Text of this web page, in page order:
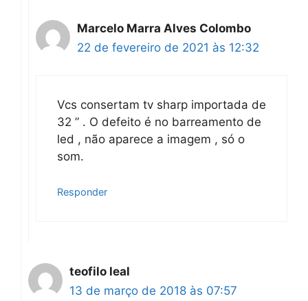
Marcelo Marra Alves Colombo
22 de fevereiro de 2021 às 12:32
Vcs consertam tv sharp importada de
32 ” . O defeito é no barreamento de
led , não aparece a imagem , só o
som.
Responder
teofilo leal
13 de março de 2018 às 07:57